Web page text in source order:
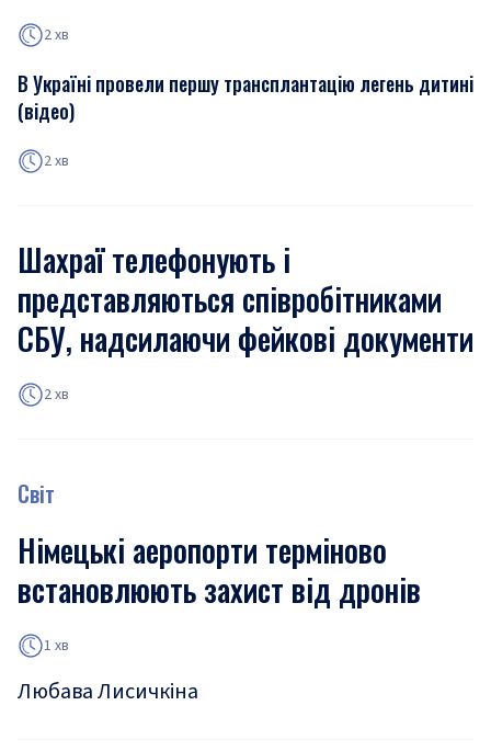
2 хв
В Україні провели першу трансплантацію легень дитині
(відео)
2 хв
Шахраї телефонують і
представляються співробітниками
СБУ, надсилаючи фейкові документи
2 хв
Світ
Німецькі аеропорти терміново
встановлюють захист від дронів
1 хв
Любава Лисичкіна